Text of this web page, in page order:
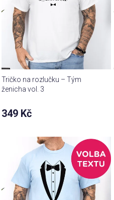
Tričko na rozlučku – Tým
ženicha vol. 3
349 Kč